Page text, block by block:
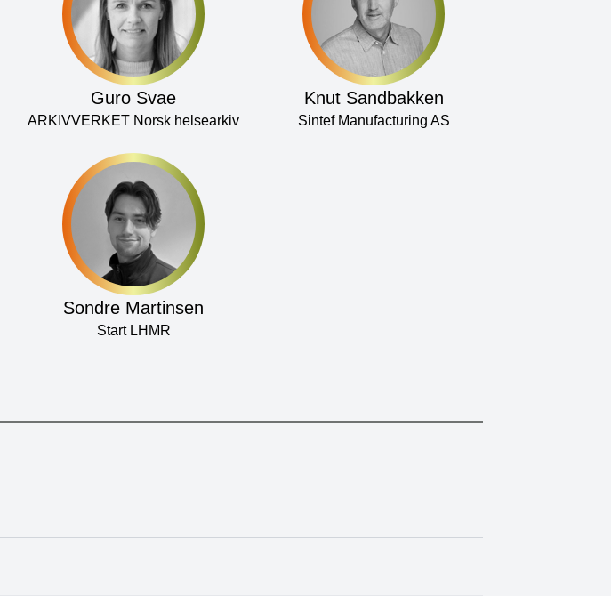
Guro Svae
ARKIVVERKET Norsk helsearkiv
Knut Sandbakken
Sintef Manufacturing AS
Sondre Martinsen
Start LHMR